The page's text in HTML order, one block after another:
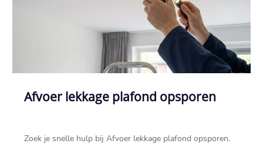
Afvoer lekkage plafond opsporen
Zoek je snelle hulp bij Afvoer lekkage plafond opsporen.